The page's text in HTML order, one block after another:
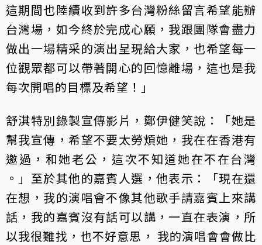
這期間也陸續收到許多台灣粉絲留言希望能辦
台灣場，如今終於完成心願，我跟團隊會盡力
做出一場精采的演出呈現給大家，也希望每一
位觀眾都可以帶著開心的回憶離場，這也是我
每次開唱的目標及希望！」
舒淇特別錄製宣傳影片，鄭伊健笑說：「她是
幫我宣傳，希望不要太勞煩她，我在在香港有
邀過，和她老公，這次不知道她在不在台灣
。」至於其他的嘉賓人選，他表示：「現在還
在想，我的演唱會不像其他歌手請嘉賓上來講
話，我的嘉賓沒有話可以講，一直在表演，所
以我很難找，也不好意思， 我的演唱會會做比